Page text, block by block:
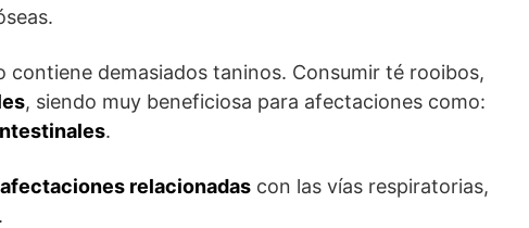
contiene demasiados taninos. Consumir té rooibos,
, siendo muy beneficiosa para afectaciones como:
.
afectaciones relacionadas con las vías respiratorias,
.